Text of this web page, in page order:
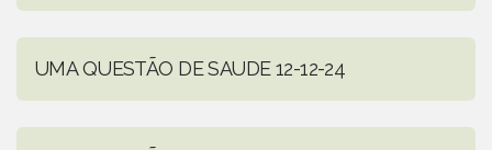
UMA QUESTÃO DE SAUDE 12-12-24